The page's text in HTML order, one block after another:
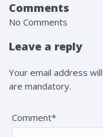
Comments
No Comments
Leave a reply
Your email address
are mandatory.
Comment*